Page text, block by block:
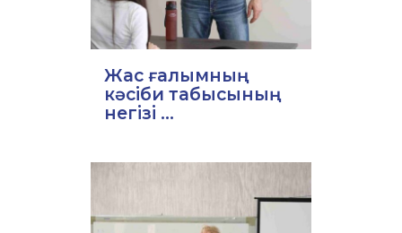
Жас ғалымның
кәсіби табысының
негізі ...